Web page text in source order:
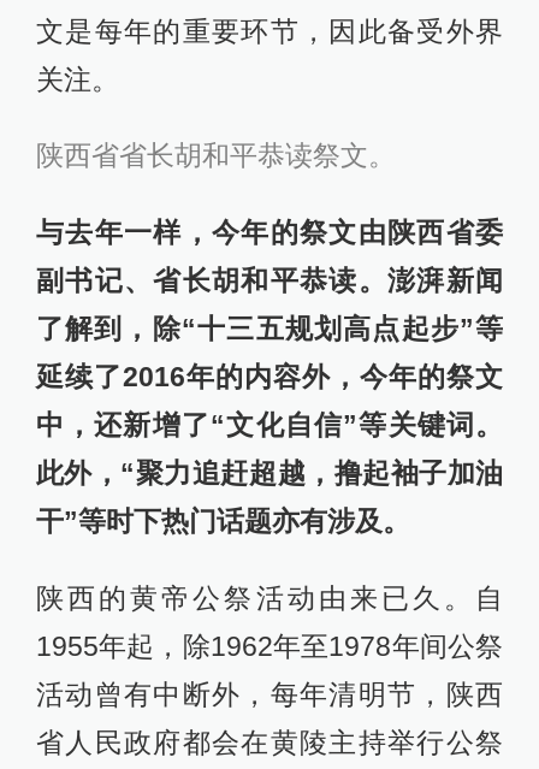
文是每年的重要环节，因此备受外界
关注。
陕西省省长胡和平恭读祭文。
与去年一样，今年的祭文由陕西省委
副书记、省长胡和平恭读。澎湃新闻
了解到，除“十三五规划高点起步”等
延续了2016年的内容外，今年的祭文
中，还新增了“文化自信”等关键词。
此外，“聚力追赶超越，撸起袖子加油
干”等时下热门话题亦有涉及。
陕西的黄帝公祭活动由来已久。自
1955年起，除1962年至1978年间公祭
活动曾有中断外，每年清明节，陕西
省人民政府都会在黄陵主持举行公祭